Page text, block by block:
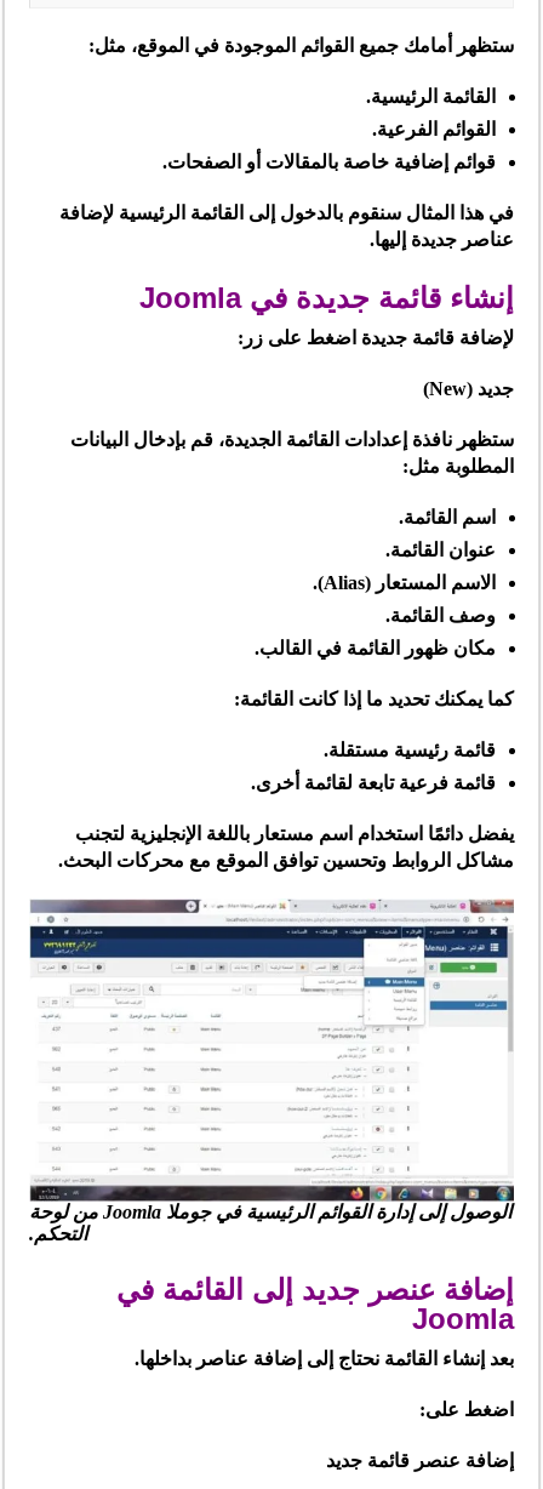
ستظهر أمامك جميع القوائم الموجودة في الموقع، مثل:
القائمة الرئيسية.
القوائم الفرعية.
قوائم إضافية خاصة بالمقالات أو الصفحات.
في هذا المثال سنقوم بالدخول إلى القائمة الرئيسية لإضافة
عناصر جديدة إليها.
إنشاء قائمة جديدة في Joomla
لإضافة قائمة جديدة اضغط على زر:
جديد (New)
ستظهر نافذة إعدادات القائمة الجديدة، قم بإدخال البيانات
المطلوبة مثل:
اسم القائمة.
عنوان القائمة.
الاسم المستعار (Alias).
وصف القائمة.
مكان ظهور القائمة في القالب.
كما يمكنك تحديد ما إذا كانت القائمة:
قائمة رئيسية مستقلة.
قائمة فرعية تابعة لقائمة أخرى.
يفضل دائمًا استخدام اسم مستعار باللغة الإنجليزية لتجنب
مشاكل الروابط وتحسين توافق الموقع مع محركات البحث.
الوصول إلى إدارة القوائم الرئيسية في جوملا Joomla من لوحة
التحكم.
إضافة عنصر جديد إلى القائمة في
Joomla
بعد إنشاء القائمة نحتاج إلى إضافة عناصر بداخلها.
اضغط على:
إضافة عنصر قائمة جديد